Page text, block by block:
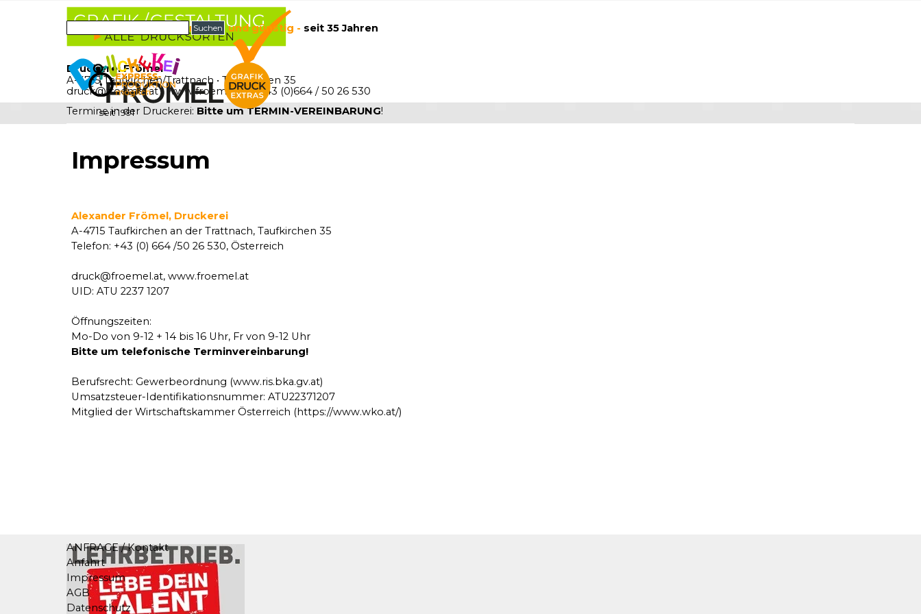
Direkt zum Seiteninhalt
Menü überspringen Suchen
UNKOMPLIZIERT, zuverlässig und günstig - seit 35 Jahren
Druckerei Frömel
A-4715 Taufkirchen/Trattnach • Taufkirchen 35
druck@froemel.at• www.froemel.at •+43 (0)664 / 50 26 530
Termine in der Druckerei: Bitte um TERMIN-VEREINBARUNG!
seit 1991
Impressum
Alexander Frömel, Druckerei
A-4715 Taufkirchen an der Trattnach, Taufkirchen 35
Telefon: +43 (0) 664 /50 26 530, Österreich
druck@froemel.at, www.froemel.at
UID: ATU 2237 1207
Öffnungszeiten:
Mo-Do von 9-12 + 14 bis 16 Uhr, Fr von 9-12 Uhr
Bitte um telefonische Terminvereinbarung!
Berufsrecht: Gewerbeordnung (www.ris.bka.gv.at)
Umsatzsteuer-Identifikationsnummer: ATU22371207
Mitglied der Wirtschaftskammer Österreich (https://www.wko.at/)
ANFRAGE / Kontakt
Anfahrt
Impressum
AGB
Datenschutz